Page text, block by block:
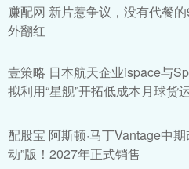
赚配网 新片惹争议，没有代餐
外翻红
壹策略 日本航天企业ispace与
拟利用“星舰”开拓低成本月球货
配股宝 阿斯顿·马丁Vantage中
动”版！2027年正式销售